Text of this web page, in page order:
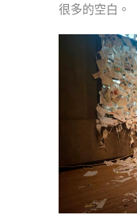
很多的空白。